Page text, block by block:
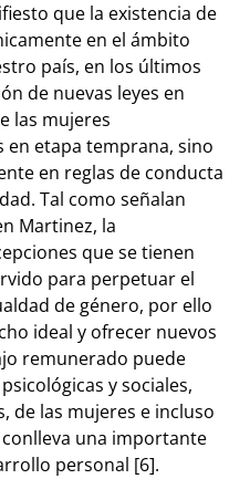
que la existencia de
en el ámbito
país, en los últimos
de nuevas leyes en
las mujeres
en etapa temprana, sino
en reglas de conducta
Tal como señalan
Martinez, la
que se tienen
para perpetuar el
de género, por ello
ideal y ofrecer nuevos
remunerado puede
y sociales,
de las mujeres e incluso
una importante
personal [6].